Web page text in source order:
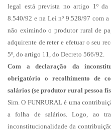
legal está prevista no artigo 1º
8.540/92 e na Lei nº 9.528/97 com
não eximindo o produtor rural de
adquirente de reter e efetuar o seu
5º, do artigo 11, do Decreto 566/92.
Com a declaração da
obrigatório o recolhimento de
salários (se produtor rural pessoa
Sim. O FUNRURAL é uma
a folha de salários. Logo, ao
inconstitucionalidade da